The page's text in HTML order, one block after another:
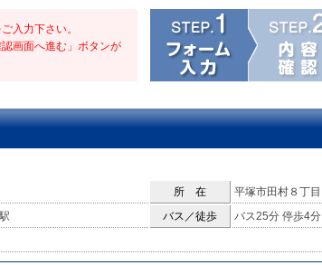
入力下さい。
画面へ進む」ボタンが
所 在
平塚市田村８丁目
バス／徒歩
バス25分 停歩4分